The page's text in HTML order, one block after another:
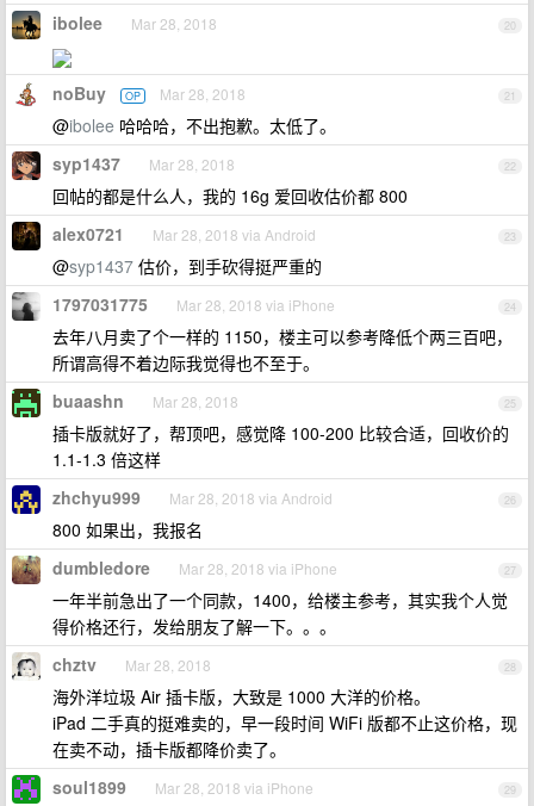
20
ibolee Mar 28, 2018
21
noBuy OP Mar 28, 2018
@ibolee 哈哈哈，不出抱歉。太低了。
22
syp1437 Mar 28, 2018
回帖的都是什么人，我的 16g 爱回收估价都 800
23
alex0721 Mar 28, 2018 via Android
@syp1437 估价，到手砍得挺严重的
24
1797031775 Mar 28, 2018 via iPhone
去年八月卖了个一样的 1150，楼主可以参考降低个两三百吧，
所谓高得不着边际我觉得也不至于。
25
buaashn Mar 28, 2018
插卡版就好了，帮顶吧，感觉降 100-200 比较合适，回收价的
1.1-1.3 倍这样
26
zhchyu999 Mar 28, 2018 via Android
800 如果出，我报名
27
dumbledore Mar 28, 2018 via iPhone
一年半前急出了一个同款，1400，给楼主参考，其实我个人觉
得价格还行，发给朋友了解一下。。。
28
chztv Mar 28, 2018
海外洋垃圾 Air 插卡版，大致是 1000 大洋的价格。
iPad 二手真的挺难卖的，早一段时间 WiFi 版都不止这价格，现
在卖不动，插卡版都降价卖了。
29
soul1899 Mar 28, 2018 via iPhone